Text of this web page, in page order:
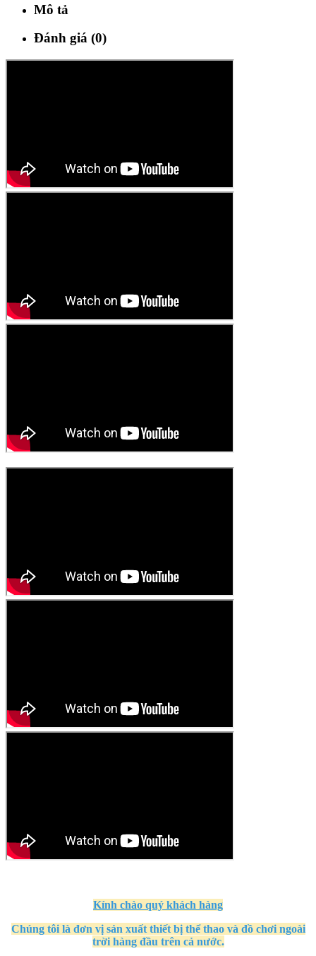
Mô tả
Đánh giá (0)
Kính chào quý khách hàng
Chúng tôi là đơn vị sản xuất thiết bị thể thao và đồ chơi ngoài
trời hàng đầu trên cả nước.